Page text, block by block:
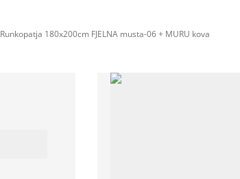
Runkopatja 180x200cm FJELNA musta-06 + MURU kova